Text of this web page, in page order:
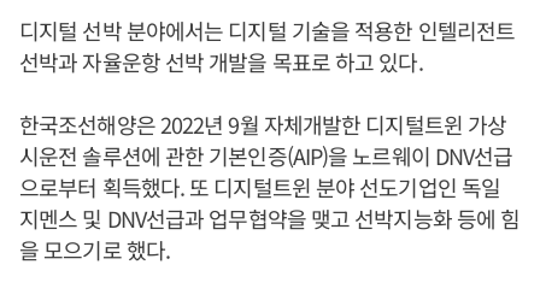
디지털 선박 분야에서는 디지털 기술을 적용한 인텔리전트
선박과 자율운항 선박 개발을 목표로 하고 있다.
한국조선해양은 2022년 9월 자체개발한 디지털트윈 가상
시운전 솔루션에 관한 기본인증(AIP)을 노르웨이 DNV선급
으로부터 획득했다. 또 디지털트윈 분야 선도기업인 독일
지멘스 및 DNV선급과 업무협약을 맺고 선박지능화 등에 힘
을 모으기로 했다.